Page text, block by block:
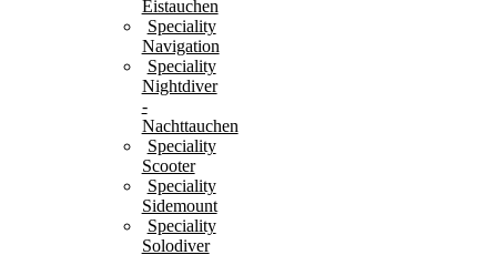
Eistauchen
Speciality
Navigation
Speciality
Nightdiver
-
Nachttauchen
Speciality
Scooter
Speciality
Sidemount
Speciality
Solodiver